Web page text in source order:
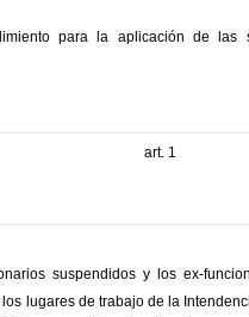
para la aplicación de las
art. 1
suspendidos y los ex-
lugares de trabajo de la